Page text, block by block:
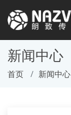
新闻中心
首页 新闻中心